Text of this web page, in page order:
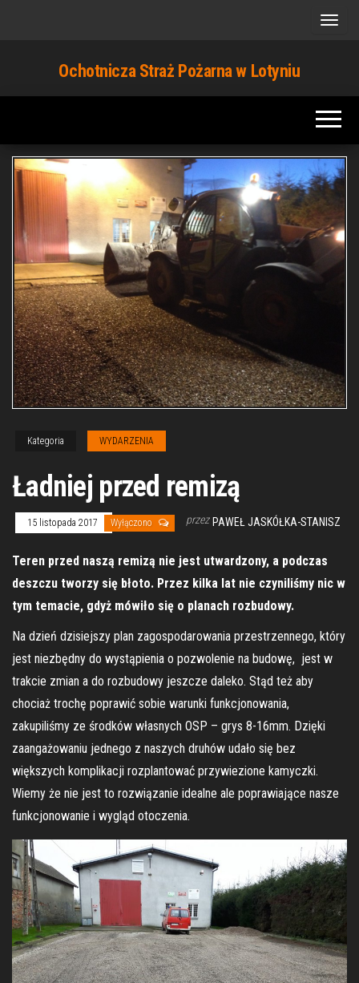
Ochotnicza Straż Pożarna w Lotyniu
Kategoria WYDARZENIA
Ładniej przed remizą
15 listopada 2017 Wyłączono przez PAWEŁ JASKÓŁKA-STANISZ
Teren przed naszą remizą nie jest utwardzony, a podczas
deszczu tworzy się błoto. Przez kilka lat nie czyniliśmy nic w
tym temacie, gdyż mówiło się o planach rozbudowy.
Na dzień dzisiejszy plan zagospodarowania przestrzennego, który
jest niezbędny do wystąpienia o pozwolenie na budowę, jest w
trakcie zmian a do rozbudowy jeszcze daleko. Stąd też aby
chociaż trochę poprawić sobie warunki funkcjonowania,
zakupiliśmy ze środków własnych OSP – grys 8-16mm. Dzięki
zaangażowaniu jednego z naszych druhów udało się bez
większych komplikacji rozplantować przywiezione kamyczki.
Wiemy że nie jest to rozwiązanie idealne ale poprawiające nasze
funkcjonowanie i wygląd otoczenia.